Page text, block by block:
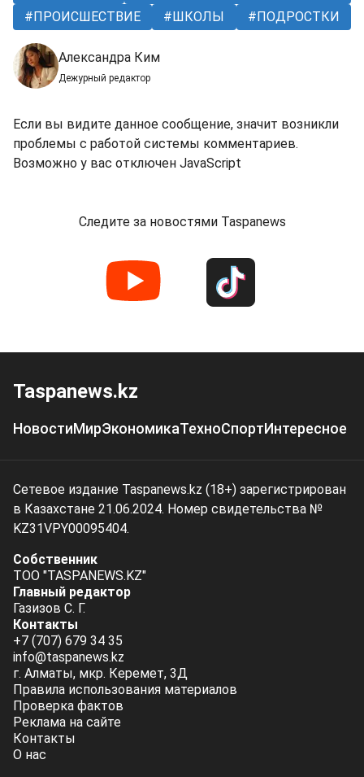
ПРОИСШЕСТВИЕ
ШКОЛЫ ПОДРОСТКИ
Александра Ким
Дежурный редактор
Если вы видите данное сообщение, значит возникли
проблемы с работой системы комментариев.
Возможно у вас отключен JavaScript
Следите за новостями Taspanews
Taspanews.kz
НовостиМирЭкономикаТехноСпортИнтересное
Сетевое издание Taspanews.kz (18+) зарегистрирован
в Казахстане 21.06.2024. Номер свидетельства №
KZ31VPY00095404.
Собственник
ТОО "TASPANEWS.KZ"
Главный редактор
Газизов С. Г.
Контакты
+7 (707) 679 34 35
info@taspanews.kz
г. Алматы, мкр. Керемет, 3Д
Правила использования материалов
Проверка фактов
Реклама на сайте
Контакты
О нас